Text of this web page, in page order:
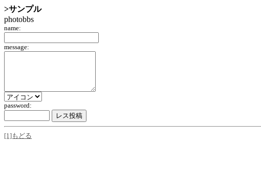
>サンプル
photobbs
name:
message:
password:
[1]もどる